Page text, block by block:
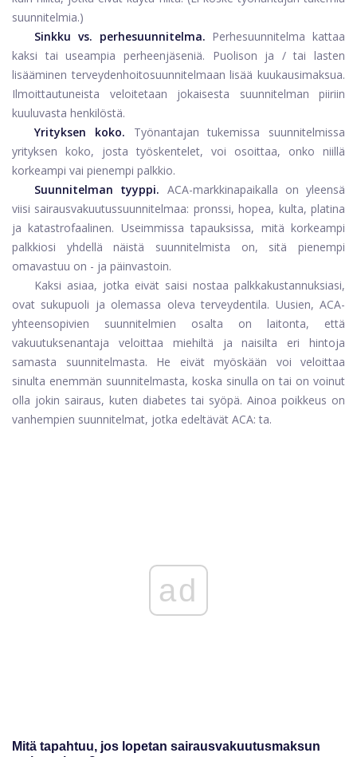
suunnitelmia.)
Sinkku vs. perhesuunnitelma. Perhesuunnitelma kattaa
kaksi tai useampia perheenjäseniä. Puolison ja / tai lasten
lisääminen terveydenhoitosuunnitelmaan lisää kuukausimaksua.
Ilmoittautuneista veloitetaan jokaisesta suunnitelman piiriin
kuuluvasta henkilöstä.
Yrityksen koko.
Työnantajan tukemissa suunnitelmissa
yrityksen koko, josta työskentelet, voi osoittaa, onko niillä
korkeampi vai pienempi palkkio.
Suunnitelman tyyppi. ACA-markkinapaikalla on yleensä
viisi sairausvakuutussuunnitelmaa: pronssi, hopea, kulta, platina
ja katastrofaalinen. Useimmissa tapauksissa, mitä korkeampi
palkkiosi yhdellä näistä suunnitelmista on, sitä pienempi
omavastuu on - ja päinvastoin.
Kaksi asiaa, jotka eivät saisi nostaa palkkakustannuksiasi,
ovat sukupuoli ja olemassa oleva terveydentila. Uusien, ACA-
yhteensopivien suunnitelmien osalta on laitonta, että
vakuutuksenantaja veloittaa miehiltä ja naisilta eri hintoja
samasta suunnitelmasta. He eivät myöskään voi veloittaa
sinulta enemmän suunnitelmasta, koska sinulla on tai on voinut
olla jokin sairaus, kuten diabetes tai syöpä. Ainoa poikkeus on
vanhempien suunnitelmat, jotka edeltävät ACA: ta.
ad
Mitä tapahtuu, jos lopetan sairausvakuutusmaksun